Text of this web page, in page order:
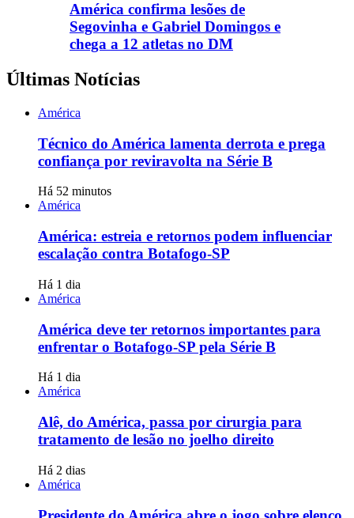
América confirma lesões de
Segovinha e Gabriel Domingos e
chega a 12 atletas no DM
Últimas Notícias
América
Técnico do América lamenta derrota e prega
confiança por reviravolta na Série B
Há 52 minutos
América
América: estreia e retornos podem influenciar
escalação contra Botafogo-SP
Há 1 dia
América
América deve ter retornos importantes para
enfrentar o Botafogo-SP pela Série B
Há 1 dia
América
Alê, do América, passa por cirurgia para
tratamento de lesão no joelho direito
Há 2 dias
América